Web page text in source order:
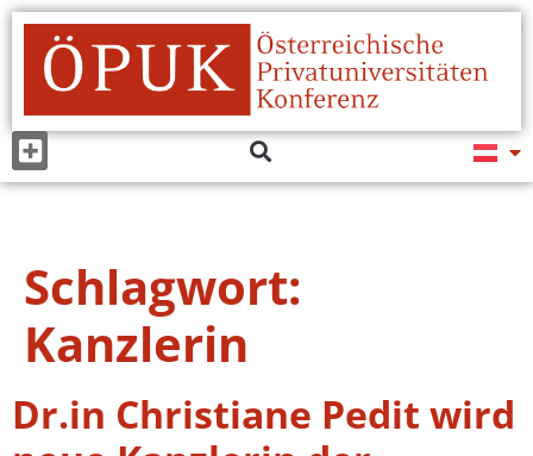
Schlagwort:
Kanzlerin
Dr.in Christiane Pedit wird